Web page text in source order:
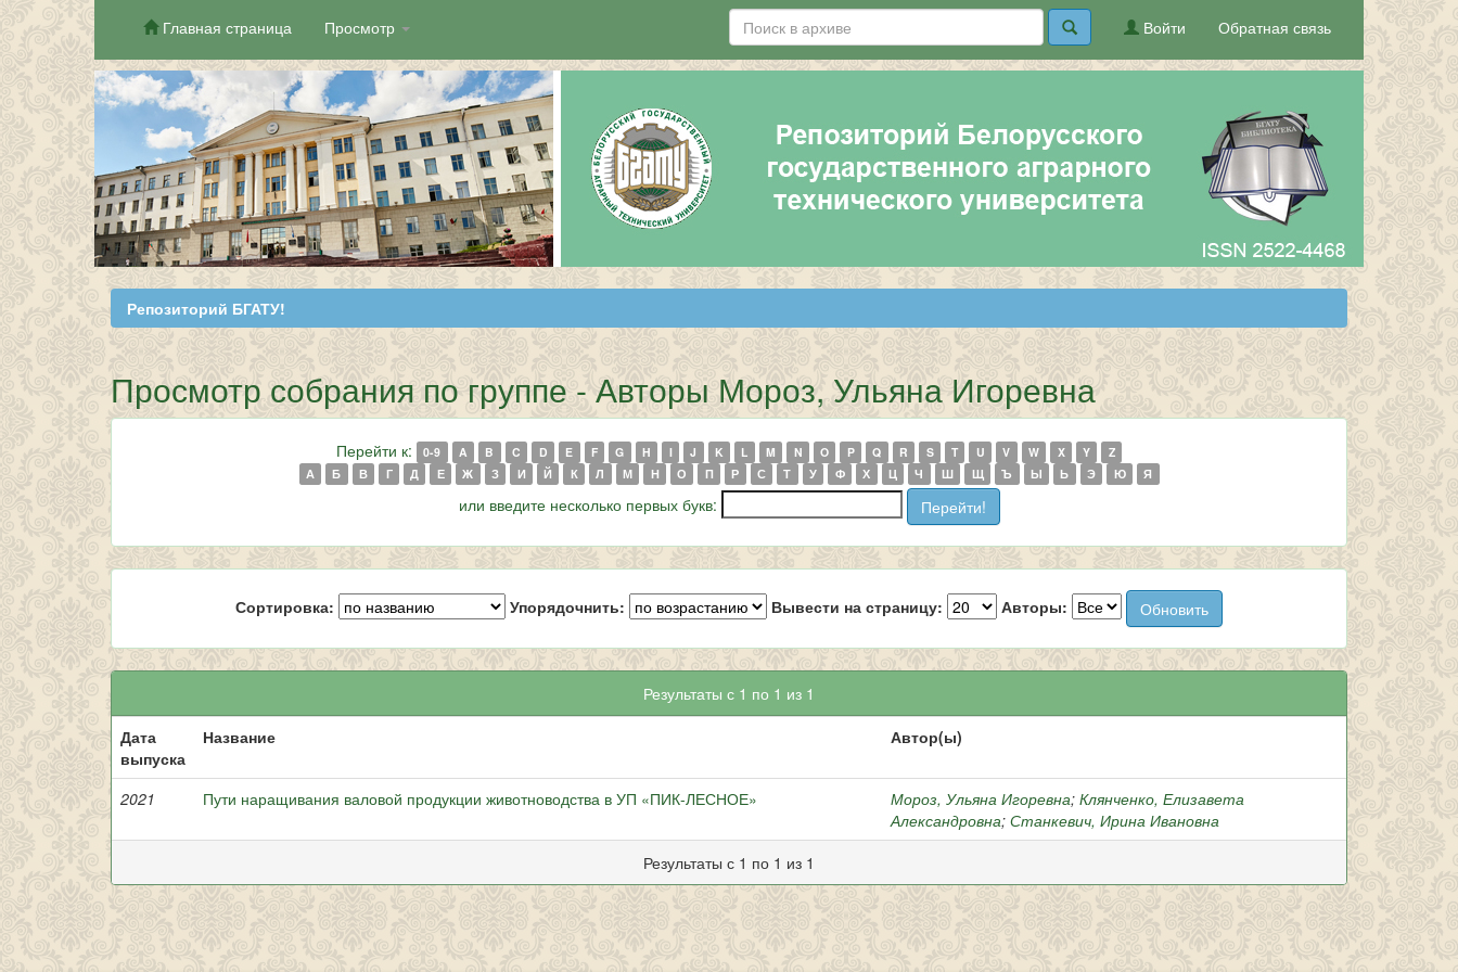
Skip
navigation
Главная страница Просмотр Обратная связь
Войти
Репозиторий БГАТУ!
Просмотр собрания по группе - Авторы Мороз, Ульяна Игоревна
Перейти к: 0-9 A B C D E F G H I J K L M N O P Q R S T U V W X Y
Z
А
Б В Г Д Е Ж З И Й К Л М Н О П Р С Т У Ф Х Ц Ч Ш Щ Ъ Ы Ь Э Ю Я
или введите несколько первых букв:
Сортировка: Упорядочнить: Вывести на страницу: Авторы:
Результаты с 1 по 1 из 1
Дата
выпуска
Название Автор(ы)
2021 Пути наращивания валовой продукции животноводства в УП «ПИК-ЛЕСНОЕ» Мороз, Ульяна Игоревна; Клянченко, Елизавета
Александровна; Станкевич, Ирина Ивановна
Результаты с 1 по 1 из 1